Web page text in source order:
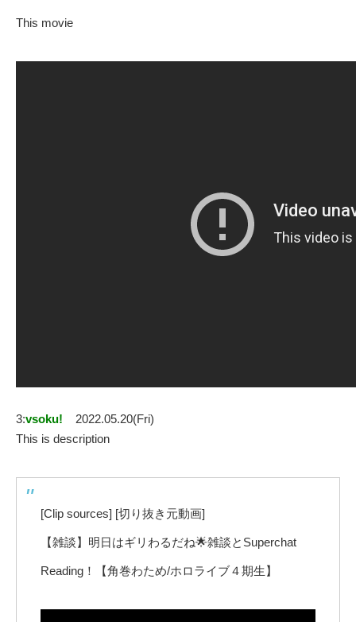
This movie
3:vsoku!
2022.05.20(Fri)
This is description
[Clip sources] [切り抜き元動画]
【雑談】明日はギリわるだね🌟雑談とSuperchat
Reading！【角巻わため/ホロライブ４期生】